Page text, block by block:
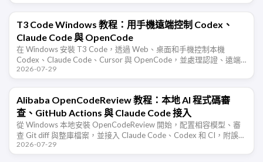
T3 Code Windows 教程：用手機遠端控制 Codex、
Claude Code 與 OpenCode
在 Windows 安裝 T3 Code，透過 Web、桌面和手機控制本機
Codex、Claude Code、Cursor 與 OpenCode，並處理認證、遠端
訪問、防火牆、會話同步和安全風險。
2026-07-29
Alibaba OpenCodeReview 教程：本地 AI 程式碼審
查、GitHub Actions 與 Claude Code 接入
從 Windows 本地安裝 OpenCodeReview 開始，配置相容模型、審
查 Git diff 與整庫檔案，並接入 Claude Code、Codex 和 CI，附誤
報、成本與許可權排查。
2026-07-29